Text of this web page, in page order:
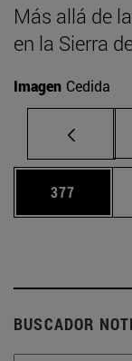
Más allá de
en la Sierra
Imagen Cedida
Página
377
BUSCADOR